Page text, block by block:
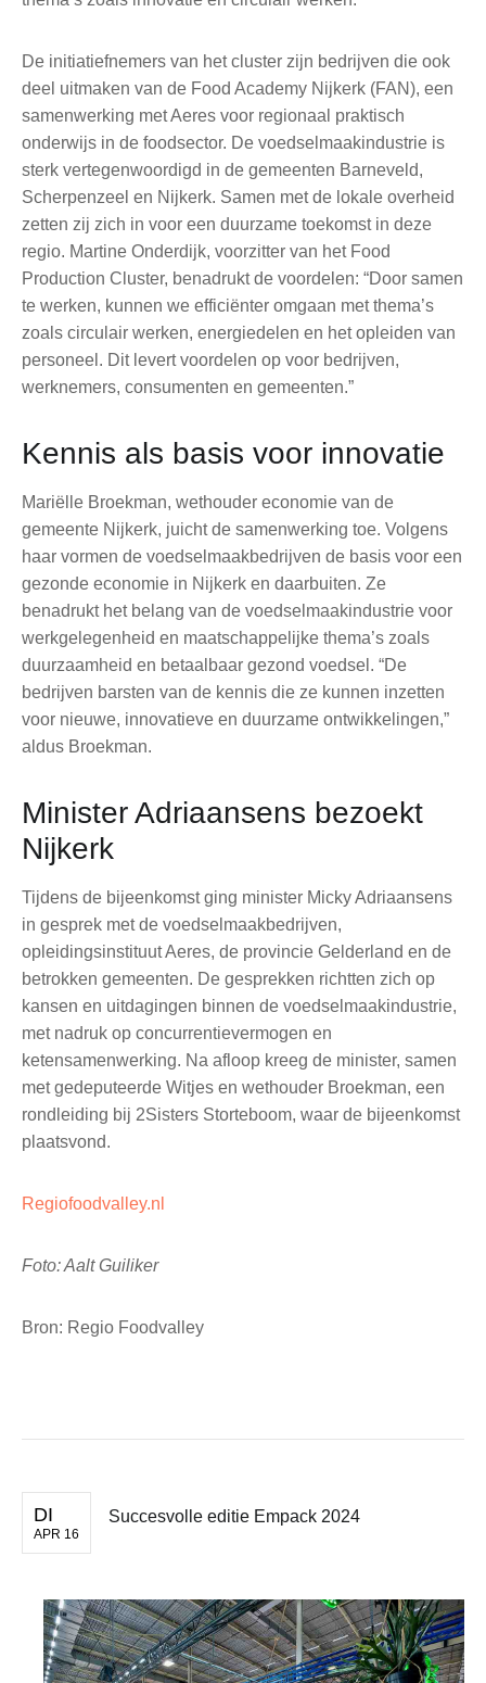
De initiatiefnemers van het cluster zijn bedrijven die ook
deel uitmaken van de Food Academy Nijkerk (FAN), een
samenwerking met Aeres voor regionaal praktisch
onderwijs in de foodsector. De voedselmaakindustrie is
sterk vertegenwoordigd in de gemeenten Barneveld,
Scherpenzeel en Nijkerk. Samen met de lokale overheid
zetten zij zich in voor een duurzame toekomst in deze
regio. Martine Onderdijk, voorzitter van het Food
Production Cluster, benadrukt de voordelen: “Door samen
te werken, kunnen we efficiënter omgaan met thema’s
zoals circulair werken, energiedelen en het opleiden van
personeel. Dit levert voordelen op voor bedrijven,
werknemers, consumenten en gemeenten.”
Kennis als basis voor innovatie
Mariëlle Broekman, wethouder economie van de
gemeente Nijkerk, juicht de samenwerking toe. Volgens
haar vormen de voedselmaakbedrijven de basis voor een
gezonde economie in Nijkerk en daarbuiten. Ze
benadrukt het belang van de voedselmaakindustrie voor
werkgelegenheid en maatschappelijke thema’s zoals
duurzaamheid en betaalbaar gezond voedsel. “De
bedrijven barsten van de kennis die ze kunnen inzetten
voor nieuwe, innovatieve en duurzame ontwikkelingen,”
aldus Broekman.
Minister Adriaansens bezoekt
Nijkerk
Tijdens de bijeenkomst ging minister Micky Adriaansens
in gesprek met de voedselmaakbedrijven,
opleidingsinstituut Aeres, de provincie Gelderland en de
betrokken gemeenten. De gesprekken richtten zich op
kansen en uitdagingen binnen de voedselmaakindustrie,
met nadruk op concurrentievermogen en
ketensamenwerking. Na afloop kreeg de minister, samen
met gedeputeerde Witjes en wethouder Broekman, een
rondleiding bij 2Sisters Storteboom, waar de bijeenkomst
plaatsvond.
Regiofoodvalley.nl
Foto: Aalt Guiliker
Bron: Regio Foodvalley
DI
APR 16
Succesvolle editie Empack 2024